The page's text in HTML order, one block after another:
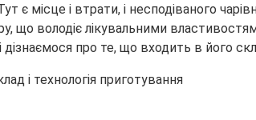
місце і втрати, і несподіваного
що володіє лікувальними
про те, що входить в його